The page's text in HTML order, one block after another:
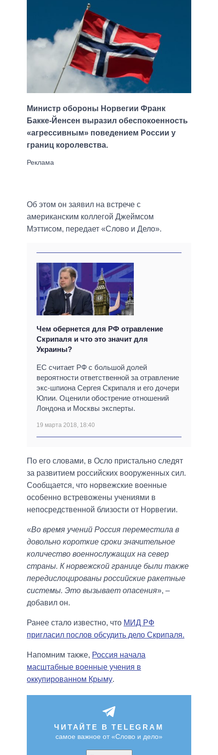
Министр обороны Норвегии Франк
Бакке-Йенсен выразил обеспокоенность
«агрессивным» поведением России у
границ королевства.
Об этом он заявил на встрече с
американским коллегой Джеймсом
Мэттисом, передает «Слово и Дело».
Чем обернется для РФ отравление
Скрипаля и что это значит для
Украины?
ЕС считает РФ с большой долей
вероятности ответственной за отравление
экс-шпиона Сергея Скрипаля и его дочери
Юлии. Оценили обострение отношений
Лондона и Москвы эксперты.
19 марта 2018, 18:40
По его словами, в Осло пристально следят
за развитием российских вооруженных сил.
Сообщается, что норвежские военные
особенно встревожены учениями в
непосредственной близости от Норвегии.
«Во время учений Россия переместила в
довольно короткие сроки значительное
количество военнослужащих на север
страны. К норвежской границе были также
передислоцированы российские ракетные
системы. Это вызывает опасения», –
добавил он.
Ранее стало известно, что МИД РФ
пригласил послов обсудить дело Скрипаля.
Напомним также, Россия начала
масштабные военные учения в
оккупированном Крыму.
ЧИТАЙТЕ В TELEGRAM
самое важное от «Слово и дело»